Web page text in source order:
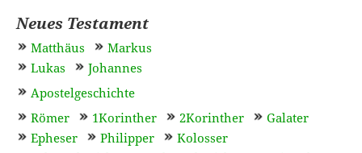
Neues Testament
Matthäus
Markus
Lukas
Johannes
Apostelgeschichte
Römer
1Korinther 2Korinther
Galater
Epheser
Philipper
Kolosser